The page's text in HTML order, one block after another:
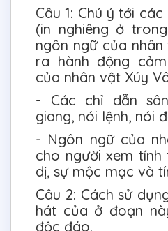
Câu 1: Chú ý tới
(in nghiêng ở
ngôn ngữ của
ra hành động
của nhân vật Xúy
- Các chỉ dẫn
giang, nói lệnh, nói
- Ngôn ngữ của
cho người xem tính
dị, sự mộc mạc và
Câu 2: Cách sử
hát của ở đoạn
độc đáo.